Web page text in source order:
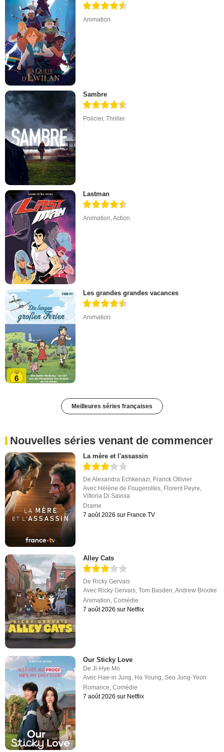
Animation
Sambre
Policier,Thriller
Lastman
Animation ,Action
Les grandes grandes vacances
Animation
Meilleures séries françaises
Nouvelles séries venant de commencer
La mère et l'assassin
DeAlexandra Echkenazi, Franck Ollivier
Avec Hélène de Fougerolles, Florent Peyre,
Vittoria Di Savoia
Drame
7 août 2026 sur France.TV
Alley Cats
De Ricky Gervais
Avec Ricky Gervais ,Tom Basden ,Andrew Brooke
Animation ,Comédie
7 août 2026 sur Netflix
Our Sticky Love
DeJi-Hye Mo
Avec Hae-in Jung, Ha Young,Seo Jung-Yeon
Romance,Comédie
7 août 2026 sur Netflix